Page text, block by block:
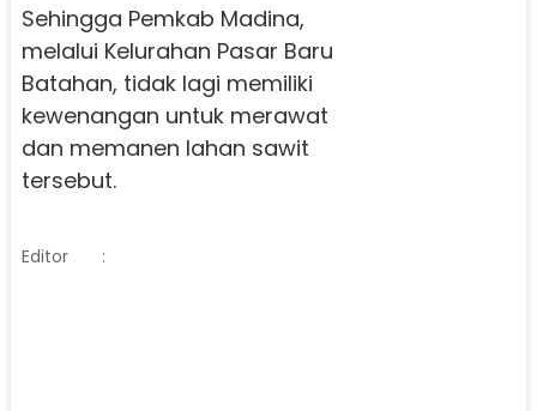
Sehingga Pemkab Madina,
melalui Kelurahan Pasar Baru
Batahan, tidak lagi memiliki
kewenangan untuk merawat
dan memanen lahan sawit
tersebut.
Editor :